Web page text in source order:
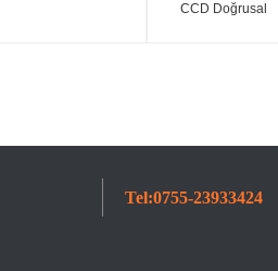
CCD Doğrusal
Tel:0755-23933424